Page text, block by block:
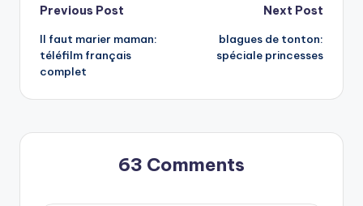
Post
navigation
Previous Post
Il faut marier maman:
téléfilm français
complet
Next Post
blagues de tonton:
spéciale princesses
63 Comments